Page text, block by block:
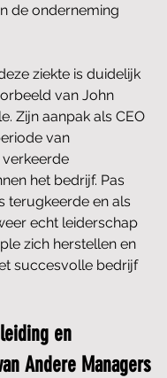
de onderneming
ziekte is duidelijk
van John
Zijn aanpak als CEO
van
het bedrijf. Pas
terugkeerde en als
echt leiderschap
zich herstellen en
succesvolle bedrijf
en
Andere Managers